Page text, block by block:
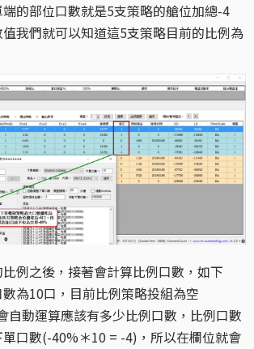
的部位口數就是5支策略的艙位加總-4
我們就可以知道這5支策略目前的比例為
例之後，接著會計算比例口數，如下
為10口，目前比例策略投組為空
自動運算應該有多少比例口數，比例口數
口數(-40%＊10 = -4)，所以在欄位就會